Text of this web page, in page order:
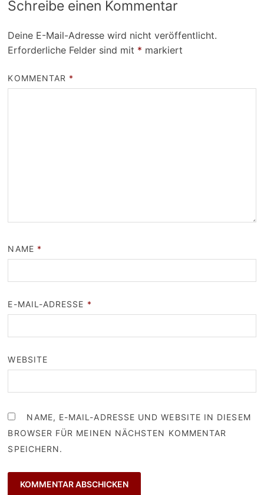
Schreibe einen Kommentar
Deine E-Mail-Adresse wird nicht veröffentlicht.
Erforderliche Felder sind mit * markiert
KOMMENTAR *
NAME *
E-MAIL-ADRESSE *
WEBSITE
NAME, E-MAIL-ADRESSE UND WEBSITE IN DIESEM
BROWSER FÜR MEINEN NÄCHSTEN KOMMENTAR
SPEICHERN.